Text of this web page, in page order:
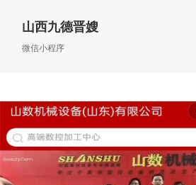
山西九德晋嫂
微信小程序